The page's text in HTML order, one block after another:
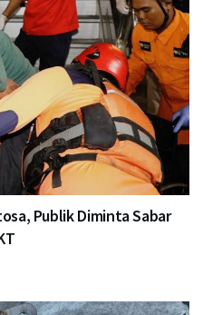
Publik Diminta Sabar